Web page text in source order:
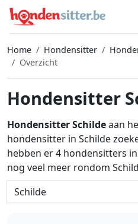
Home Hondensitter
Overzicht
Hondensitter
Hondensitter Schildeaan
hondensitter in Schilde
hebben er 4 hondensitters
nog veel meer rondom